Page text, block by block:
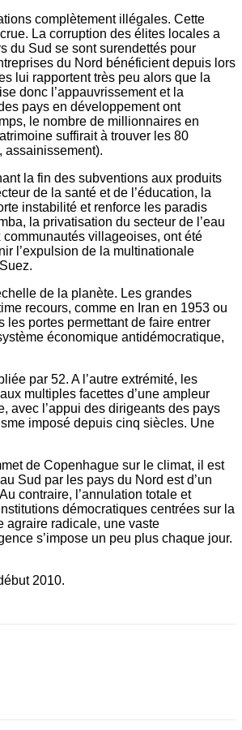
complètement illégales. Cette
La corruption des élites locales a
du Sud se sont surendettés pour
du Nord bénéficient depuis lors
lui rapportent très peu alors que la
donc l’appauvrissement et la
pays en développement ont
le nombre de millionnaires en
suffirait à trouver les 80
assainissement).
la fin des subventions aux produits
de la santé et de l’éducation, la
instabilité et renforce les paradis
la privatisation du secteur de l’eau
communautés villageoises, ont été
l’expulsion de la multinationale
de la planète. Les grandes
recours, comme en Iran en 1953 ou
les portes permettant de faire entrer
économique antidémocratique,
par 52. A l’autre extrémité, les
multiples facettes d’une ampleur
avec l’appui des dirigeants des pays
imposé depuis cinq siècles. Une
de Copenhague sur le climat, il est
Sud par les pays du Nord est d’un
contraire, l’annulation totale et
démocratiques centrées sur la
agraire radicale, une vaste
s’impose un peu plus chaque jour.
2010.